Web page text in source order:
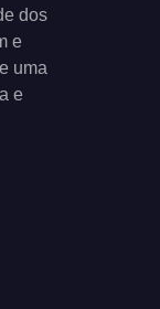
dos
e
uma
e